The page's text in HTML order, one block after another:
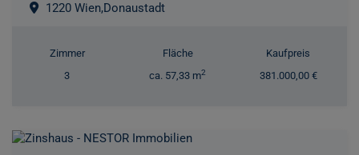
1220 Wien,Donaustadt
Zimmer
3
Fläche
ca. 57,33 m2
Kaufpreis
381.000,00 €